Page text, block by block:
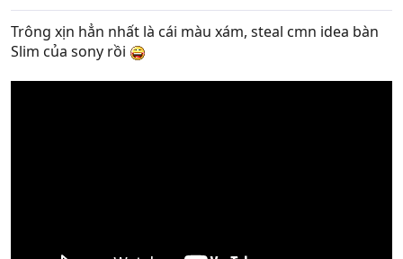
t
e
r
Trông xịn hẳn nhất là cái màu xám, steal cmn idea bàn
Slim của sony rồi